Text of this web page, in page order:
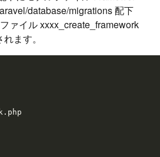
database/migrations 配下
ァイル xxxx_create_framework
ます。